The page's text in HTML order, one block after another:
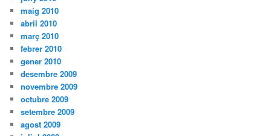
maig 2010
abril 2010
març 2010
febrer 2010
gener 2010
desembre 2009
novembre 2009
octubre 2009
setembre 2009
agost 2009